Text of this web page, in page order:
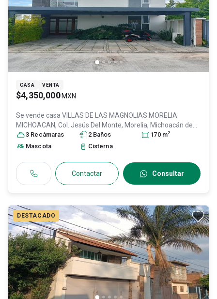
CASA VENTA
$4,350,000 MXN
Se vende casa VILLAS DE LAS MAGNOLIAS MORELIA
MICHOACAN, Col. Jesús Del Monte, Morelia, Michoacán de
Ocampo, México , C.P. 58350, ID: 30308928
3 Recámaras 2 Baños 170 m2
Mascota Cisterna
Contactar Consultar
DESTACADO